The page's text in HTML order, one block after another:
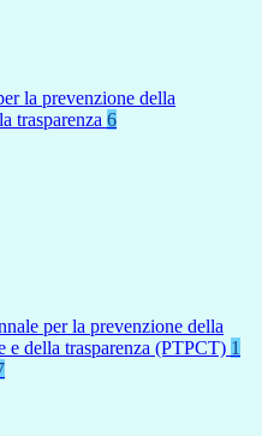
la prevenzione della
trasparenza 6
per la prevenzione della
e della trasparenza (PTPCT) 1